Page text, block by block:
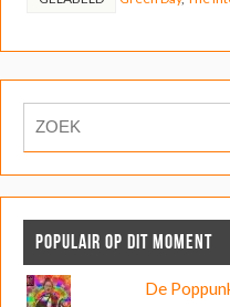
POPULAIR OP DIT MOMENT
De